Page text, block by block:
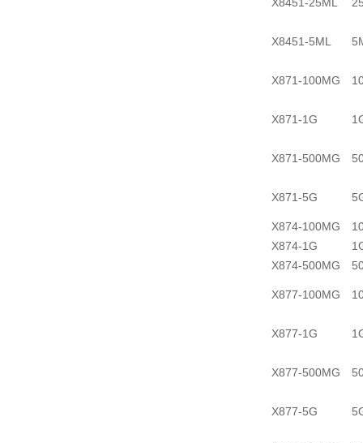
X8451-5ML
X871-100MG
X871-1G
X871-500MG
X871-5G
X874-100MG
X874-1G
X874-500MG
X877-100MG
X877-1G
X877-500MG
X877-5G